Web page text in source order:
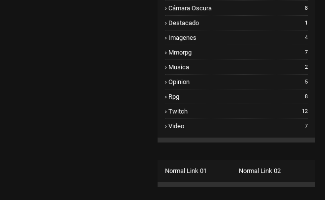
Cámara Oscura 8
Destacado 1
Imagenes 4
Mmorpg 7
Musica 2
Opinion 5
Rpg 8
Twitch 12
Video 7
Normal Link 01 Normal Link 02